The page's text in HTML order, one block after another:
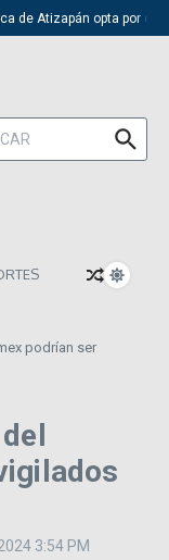
de Atizapán opta por el
podrían ser
3:54 PM